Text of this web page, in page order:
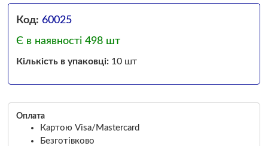
Код: 60025
Є в наявності 498 шт
Кількість в упаковці:10 шт
Оплата
Картою Visa/Mastercard
Безготівково